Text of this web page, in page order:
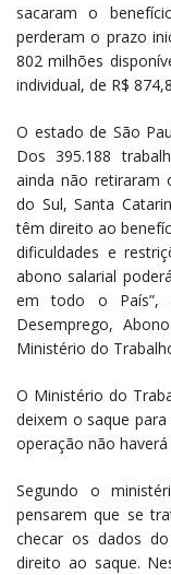
sacaram o
perderam o prazo
802 milhões
individual, de R$
O estado de São
Dos 395.188
ainda não retiraram
do Sul, Santa
têm direito ao
dificuldades e
abono salarial
em todo o País”,
Desemprego,
Ministério do
O Ministério do
deixem o saque
operação não
Segundo o
pensarem que se
checar os dados
direito ao saque.